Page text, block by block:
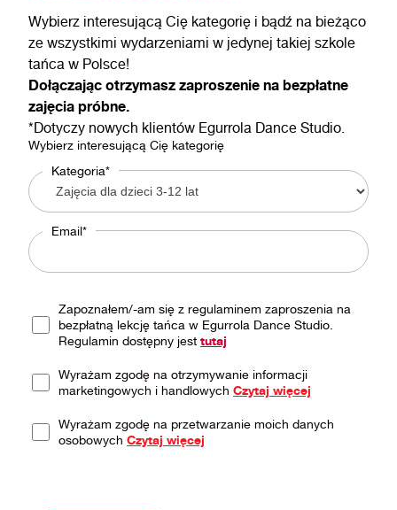
Wybierz interesującą Cię kategorię i bądź na bieżąco
ze wszystkimi wydarzeniami w jedynej takiej szkole
tańca w Polsce!
Dołączając otrzymasz zaproszenie na bezpłatne
zajęcia próbne.
*Dotyczy nowych klientów Egurrola Dance Studio.
Wybierz interesującą Cię kategorię
Kategoria*
Email*
Zapoznałem/-am się z regulaminem zaproszenia na
bezpłatną lekcję tańca w Egurrola Dance Studio.
Regulamin dostępny jest tutaj
Wyrażam zgodę na otrzymywanie informacji
marketingowych i handlowych Czytaj więcej
Wyrażam zgodę na przetwarzanie moich danych
osobowych Czytaj więcej